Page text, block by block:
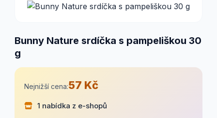
Bunny Nature srdíčka s pampeliškou 30
g
Nejnižší cena:57 Kč
1 nabídka z e-shopů